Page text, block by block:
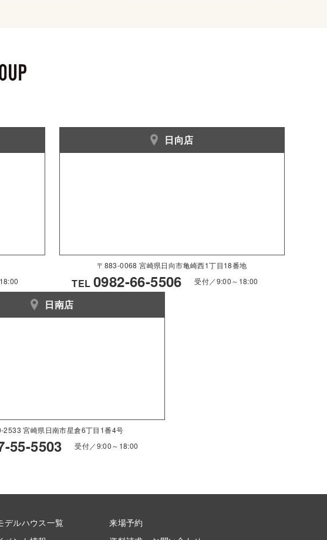
日向店
〒883-0068 宮崎県日向市亀崎西1丁目18番地
TEL0982-66-5506 受付／9:00～18:00
日南店
2533 宮崎県日南市星倉6丁目1番4号
55-5503 受付／9:00～18:00
デルハウス一覧
来場予約